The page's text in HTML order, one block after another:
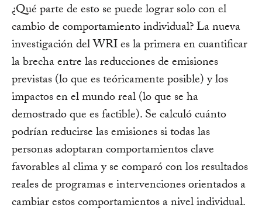
¿Qué parte de esto se puede lograr solo con el
cambio de comportamiento individual? La nueva
investigación del WRI es la primera en cuantificar
la brecha entre las reducciones de emisiones
previstas (lo que es teóricamente posible) y los
impactos en el mundo real (lo que se ha
demostrado que es factible). Se calculó cuánto
podrían reducirse las emisiones si todas las
personas adoptaran comportamientos clave
favorables al clima y se comparó con los resultados
reales de programas e intervenciones orientados a
cambiar estos comportamientos a nivel individual.